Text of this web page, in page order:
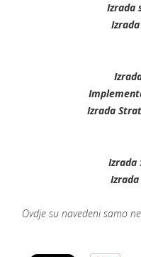
Izrada
Izrada
Izrada
Ovdje su navedeni samo